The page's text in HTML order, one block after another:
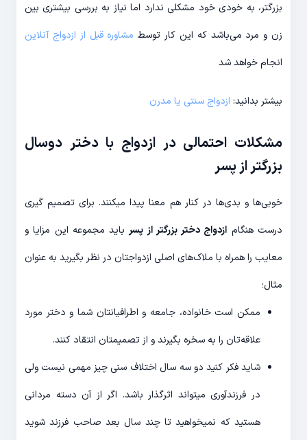
بزرگتر، به خودی خود مشکلی ندارد اما نیاز به بررسی بیشتری بین
زن و مرد می‌باشد که این کار توسط مشاوره قبل از ازدواج آنلاین
انجام خواهد شد
بیشتر بدانید: ازدواج سنتی یا مدرن
مشکلات احتمالی در ازدواج با دختر دوسال
بزرگتر از پسر
خوبی‌ها و بدی‌ها در کنار هم معنا پیدا میکنند. برای تصمیم گیری
درست هنگام ازدواج دختر بزرگتر از پسرباید مجموعه این مزایا و
معایب را همراه با ملاک‌های اصلی ازدواجتان در نظر بگیرید به عنوان
مثال؛
ممکن است خانواده، جامعه و اطرافیانتان شما و دختر مورد
علاقه‌تان را به سخره بگیرند و از تصمیمتان انتقاد کنند.
شاید فکر کنید دو سه سال اختلاف سنی چیز مهمی نیست ولی
در فرزندآوری میتواند اثرگذار باشد. اگر از آن دسته مردانی
هستید که نمیخواهید تا چند سال بعد صاحب فرزند شوید